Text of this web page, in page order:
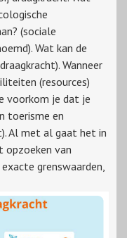
(sociale
Wat kan de
Wanneer
(resources)
voorkom je dat je
toerisme en
Al met al gaat het in
opzoeken van
grenswaarden,